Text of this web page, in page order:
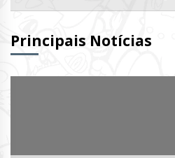
Principais Notícias